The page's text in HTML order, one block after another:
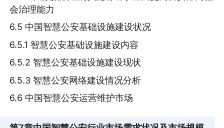
会治理能力
6.5 中国智慧公安基础设施建设状况
6.5.1 智慧公安基础设施建设内容
6.5.2 智慧公安基础设施建设现状
6.5.3 智慧公安网络建设情况分析
6.6 中国智慧公安运营维护市场